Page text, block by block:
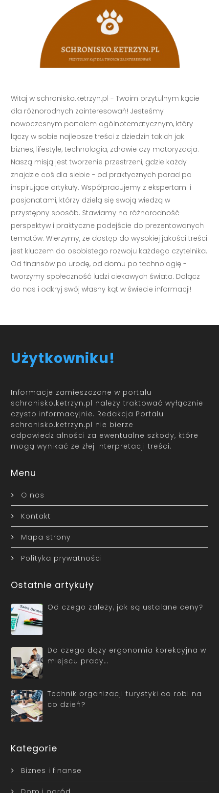
Witaj w schronisko.ketrzyn.pl - Twoim przytulnym kącie
dla różnorodnych zainteresowań! Jesteśmy
nowoczesnym portalem ogólnotematycznym, który
łączy w sobie najlepsze treści z dziedzin takich jak
biznes, lifestyle, technologia, zdrowie czy motoryzacja.
Naszą misją jest tworzenie przestrzeni, gdzie każdy
znajdzie coś dla siebie - od praktycznych porad po
inspirujące artykuły. Współpracujemy z ekspertami i
pasjonatami, którzy dzielą się swoją wiedzą w
przystępny sposób. Stawiamy na różnorodność
perspektyw i praktyczne podejście do prezentowanych
tematów. Wierzymy, że dostęp do wysokiej jakości treści
jest kluczem do osobistego rozwoju każdego czytelnika.
Od finansów po urodę, od domu po technologię -
tworzymy społeczność ludzi ciekawych świata. Dołącz
do nas i odkryj swój własny kąt w świecie informacji!
Użytkowniku!
Informacje zamieszczone w portalu
schronisko.ketrzyn.pl należy traktować wyłącznie
czysto informacyjnie. Redakcja Portalu
schronisko.ketrzyn.pl nie bierze
odpowiedzialności za ewentualne szkody, które
mogą wynikać ze złej interpretacji treści.
Menu
O nas
Kontakt
Mapa strony
Polityka prywatności
Ostatnie artykuły
Od czego zależy, jak są ustalane ceny?
Do czego dąży ergonomia korekcyjna w
miejscu pracy…
Technik organizacji turystyki co robi na
co dzień?
Kategorie
Biznes i finanse